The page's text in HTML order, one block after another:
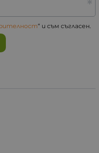
“ и съм съгласен.